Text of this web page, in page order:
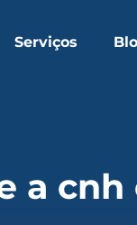
Serviços
a